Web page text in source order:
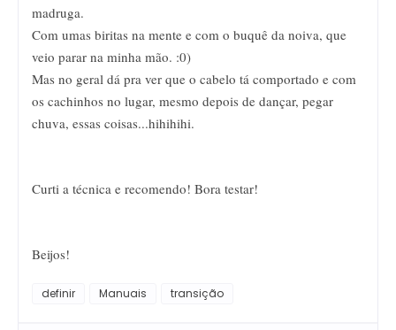
madruga.
Com umas biritas na mente e com o buquê da noiva, que
veio parar na minha mão. :0)
Mas no geral dá pra ver que o cabelo tá comportado e com
os cachinhos no lugar, mesmo depois de dançar, pegar
chuva, essas coisas...hihihihi.
Curti a técnica e recomendo! Bora testar!
Beijos!
definir Manuais transição